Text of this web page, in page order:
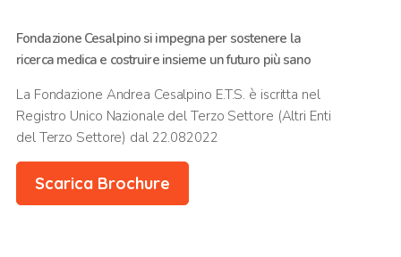
Fondazione Cesalpino si impegna per sostenere la
ricerca medica e costruire insieme un futuro più sano
La Fondazione Andrea Cesalpino E.T.S. è iscritta nel
Registro Unico Nazionale del Terzo Settore (Altri Enti
del Terzo Settore) dal 22.082022
Scarica Brochure